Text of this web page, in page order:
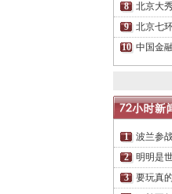
北京大
北京七
中国金
波兰参
明明是
要玩真